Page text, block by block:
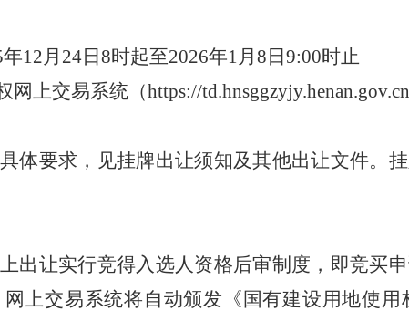
年12月 24日 8时起至2026年1月 8 日 9:00时止
网上交易系统（https://td.hnsggzyjy.henan.gov.cn
体要求，见挂牌出让须知及其他出让文件。
出让实行竞得入选人资格后审制度，即竞买
上交易系统将自动颁发《国有建设用地使